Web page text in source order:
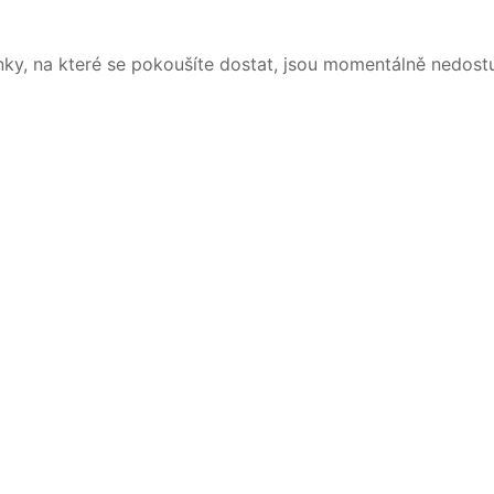
na které se pokoušíte dostat, jsou momentálně